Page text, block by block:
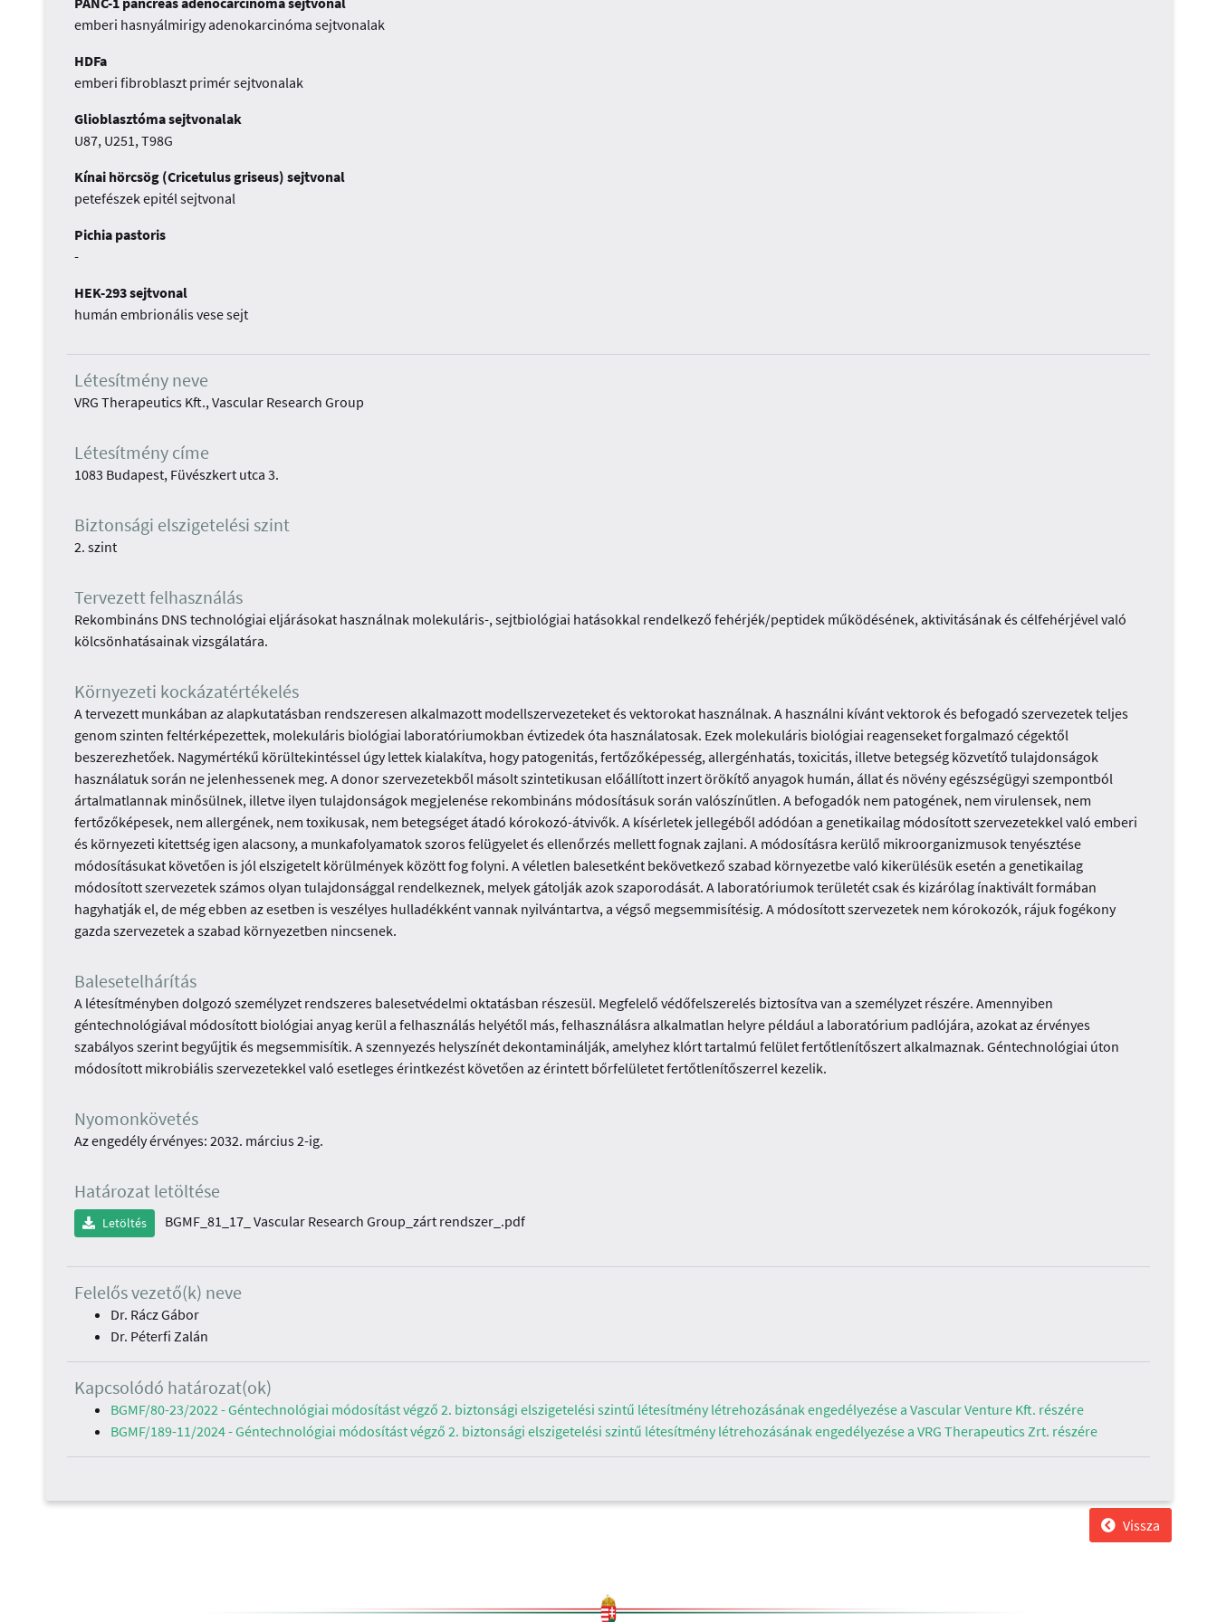
emberi hasnyálmirigy adenokarcinóma sejtvonalak
HDFa
emberi fibroblaszt primér sejtvonalak
Glioblasztóma sejtvonalak
U87, U251, T98G
Kínai hörcsög (Cricetulus griseus) sejtvonal
petefészek epitél sejtvonal
Pichia pastoris
-
HEK-293 sejtvonal
humán embrionális vese sejt
Létesítmény neve
VRG Therapeutics Kft., Vascular Research Group
Létesítmény címe
1083 Budapest, Füvészkert utca 3.
Biztonsági elszigetelési szint
2. szint
Tervezett felhasználás
Rekombináns DNS technológiai eljárásokat használnak molekuláris-, sejtbiológiai hatásokkal rendelkező fehérjék/peptidek működésének, aktivitásának és célfehérjével való
kölcsönhatásainak vizsgálatára.
Környezeti kockázatértékelés
A tervezett munkában az alapkutatásban rendszeresen alkalmazott modellszervezeteket és vektorokat használnak. A használni kívánt vektorok és befogadó szervezetek teljes
genom szinten feltérképezettek, molekuláris biológiai laboratóriumokban évtizedek óta használatosak. Ezek molekuláris biológiai reagenseket forgalmazó cégektől
beszerezhetőek. Nagymértékű körültekintéssel úgy lettek kialakítva, hogy patogenitás, fertőzőképesség, allergénhatás, toxicitás, illetve betegség közvetítő tulajdonságok
használatuk során ne jelenhessenek meg. A donor szervezetekből másolt szintetikusan előállított inzert örökítő anyagok humán, állat és növény egészségügyi szempontból
ártalmatlannak minősülnek, illetve ilyen tulajdonságok megjelenése rekombináns módosításuk során valószínűtlen. A befogadók nem patogének, nem virulensek, nem
fertőzőképesek, nem allergének, nem toxikusak, nem betegséget átadó kórokozó-átvivők. A kísérletek jellegéből adódóan a genetikailag módosított szervezetekkel való emberi
és környezeti kitettség igen alacsony, a munkafolyamatok szoros felügyelet és ellenőrzés mellett fognak zajlani. A módosításra kerülő mikroorganizmusok tenyésztése
módosításukat követően is jól elszigetelt körülmények között fog folyni. A véletlen balesetként bekövetkező szabad környezetbe való kikerülésük esetén a genetikailag
módosított szervezetek számos olyan tulajdonsággal rendelkeznek, melyek gátolják azok szaporodását. A laboratóriumok területét csak és kizárólag ínaktivált formában
hagyhatják el, de még ebben az esetben is veszélyes hulladékként vannak nyilvántartva, a végső megsemmisítésig. A módosított szervezetek nem kórokozók, rájuk fogékony
gazda szervezetek a szabad környezetben nincsenek.
Balesetelhárítás
A létesítményben dolgozó személyzet rendszeres balesetvédelmi oktatásban részesül. Megfelelő védőfelszerelés biztosítva van a személyzet részére. Amennyiben
géntechnológiával módosított biológiai anyag kerül a felhasználás helyétől más, felhasználásra alkalmatlan helyre például a laboratórium padlójára, azokat az érvényes
szabályos szerint begyűjtik és megsemmisítik. A szennyezés helyszínét dekontaminálják, amelyhez klórt tartalmú felület fertőtlenítőszert alkalmaznak. Géntechnológiai úton
módosított mikrobiális szervezetekkel való esetleges érintkezést követően az érintett bőrfelületet fertőtlenítőszerrel kezelik.
Nyomonkövetés
Az engedély érvényes: 2032. március 2-ig.
Határozat letöltése
Letöltés BGMF_81_17_ Vascular Research Group_zárt rendszer_.pdf
Felelős vezető(k) neve
Dr. Rácz Gábor
Dr. Péterfi Zalán
Kapcsolódó határozat(ok)
BGMF/80-23/2022 - Géntechnológiai módosítást végző 2. biztonsági elszigetelési szintű létesítmény létrehozásának engedélyezése a Vascular Venture Kft. részére
BGMF/189-11/2024 - Géntechnológiai módosítást végző 2. biztonsági elszigetelési szintű létesítmény létrehozásának engedélyezése a VRG Therapeutics Zrt. részére
Vissza